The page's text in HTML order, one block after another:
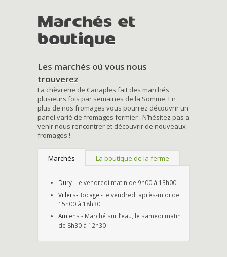
Marchés et
boutique
Les marchés où vous nous
trouverez
La chèvrerie de Canaples fait des marchés
plusieurs fois par semaines de la Somme. En
plus de nos fromages vous pourrez découvrir un
panel varié de fromages fermier . N’hésitez pas a
venir nous rencontrer et découvrir de nouveaux
fromages !
Marchés La boutique de la ferme
Dury- le vendredi matin de 9h00 à 13h00
Villers-Bocage - le vendredi après-midi de
15h00 à 18h30
Amiens - Marché sur l’eau, le samedi matin
de 8h30 à 12h30